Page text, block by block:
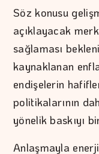
Söz konusu
açıklayacak
sağlaması
kaynaklanan
endişelerin
politikalarının
yönelik baskıyı
Anlaşmayla enerji